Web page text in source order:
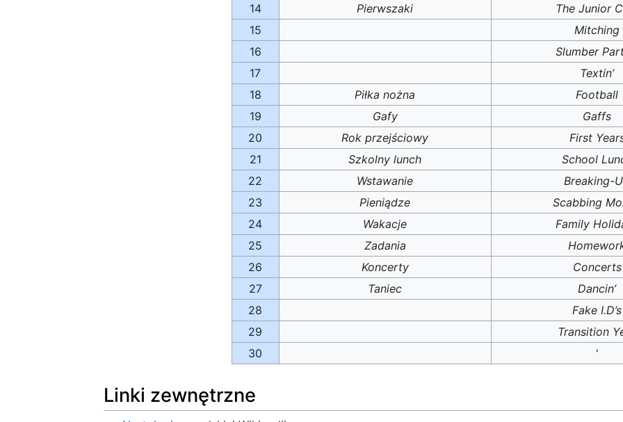
14
Pierwszaki
The Junior
15
Mitching
16
Slumber
17
Textin’
18
Piłka nożna
Football
19
Gafy
Gaffs
20
Rok przejściowy
First
21
Szkolny lunch
School
22
Wstawanie
Breaking-
23
Pieniądze
Scabbing
24
Wakacje
Family
25
Zadania
26
Koncerty
Concerts
27
Taniec
Dancin’
28
Fake I.D’s
29
Transition
30
'
Linki zewnętrzne